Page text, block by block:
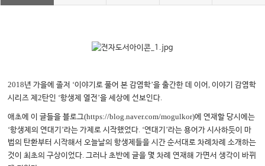
2018년 가을에 졸저 ‘이야기로 풀어 본 감염학’을 출간한 데 이어,이야기 감염학
시리즈 제2탄인 ‘항생제 열전’을 세상에 선보인다.
애초에 이 글들을 블로그(https://blog.naver.com/mogulkor)에 연재할 당시에는
‘항생제의 연대기 ’라는 가제로 시작했었다. ‘연대기 ’라는 용어가 시사하듯이 마
법의 탄환부터 시작해서 오늘날의 항생제들을 시간 순서대로 차례차례 소개하는
것이 최초의 구상이었다.그러나 초반에 글을 몇 차례 연재해 가면서 생각이 바뀌